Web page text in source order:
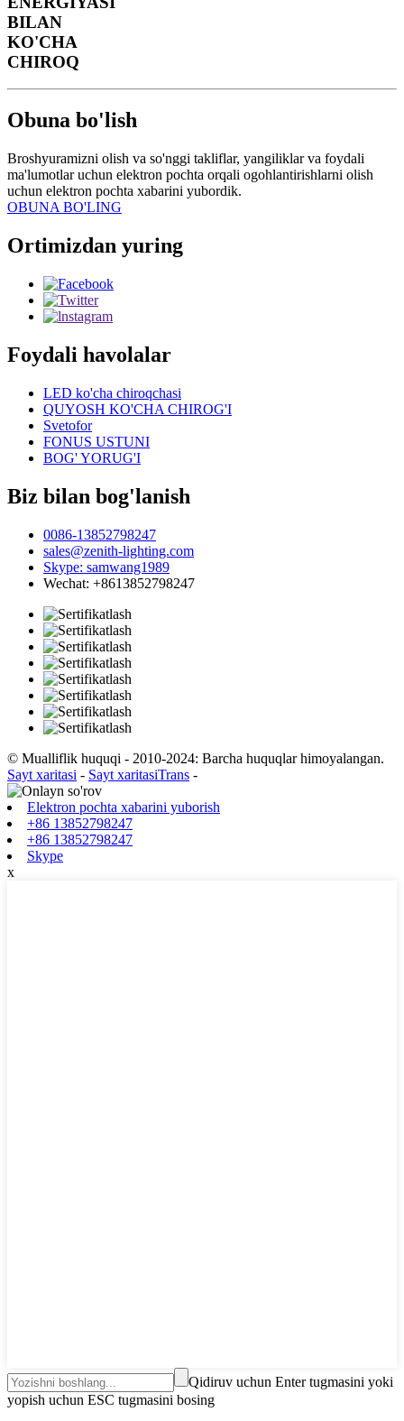
BILAN
KO'CHA
CHIROQ
Obuna bo'lish
Broshyuramizni olish va so'nggi takliflar, yangiliklar va foydali
ma'lumotlar uchun elektron pochta orqali ogohlantirishlarni olish
uchun elektron pochta xabarini yubordik.
OBUNA BO'LING
Ortimizdan yuring
Foydali havolalar
LED ko'cha chiroqchasi
QUYOSH KO'CHA CHIROG'I
Svetofor
FONUS USTUNI
BOG' YORUG'I
Biz bilan bog'lanish
0086-13852798247
sales@zenith-lighting.com
Skype: samwang1989
Wechat: +8613852798247
© Mualliflik huquqi - 2010-2024: Barcha huquqlar himoyalangan.
Sayt xaritasi - Sayt xaritasiTrans -
Elektron pochta xabarini yuborish
+86 13852798247
+86 13852798247
Skype
x
Qidiruv uchun Enter tugmasini yoki
yopish uchun ESC tugmasini bosing